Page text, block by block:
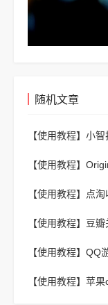
随机文章
【使用教程】 小智
【使用教程】
【使用教程】
点
【使用教程】 豆瓣
【使用教程】 QQ
【使用教程】 苹果